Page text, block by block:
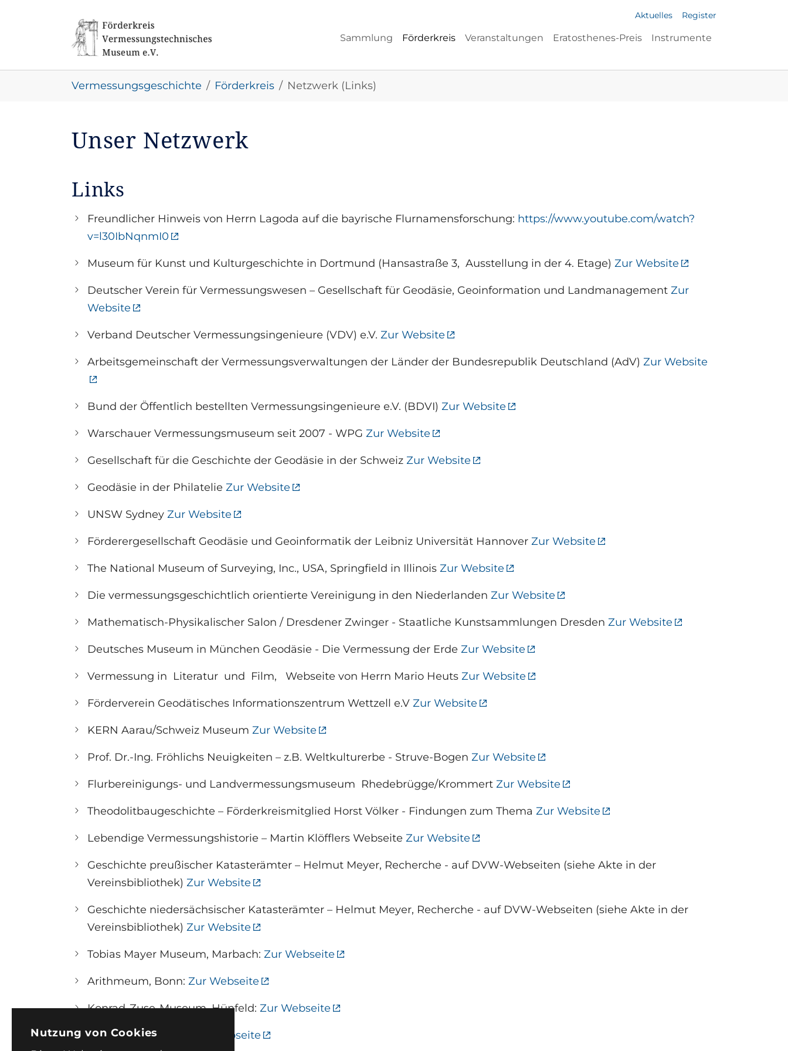
Nutzung von Cookies
Aktuelles Register
Sammlung Förderkreis Veranstaltungen Eratosthenes-Preis Instrumente
Vermessungsgeschichte Förderkreis Netzwerk (Links)
Unser Netzwerk
Links
Freundlicher Hinweis von Herrn Lagoda auf die bayrische Flurnamensforschung: https://www.youtube.com/watch?
v=l30IbNqnmI0
Museum für Kunst und Kulturgeschichte in Dortmund (Hansastraße 3, Ausstellung in der 4. Etage) Zur Website
Deutscher Verein für Vermessungswesen – Gesellschaft für Geodäsie, Geoinformation und Landmanagement Zur
Website
Verband Deutscher Vermessungsingenieure (VDV) e.V. Zur Website
Arbeitsgemeinschaft der Vermessungsverwaltungen der Länder der Bundesrepublik Deutschland (AdV) Zur Website
Bund der Öffentlich bestellten Vermessungsingenieure e.V. (BDVI) Zur Website
Warschauer Vermessungsmuseum seit 2007 - WPG Zur Website
Gesellschaft für die Geschichte der Geodäsie in der Schweiz Zur Website
Geodäsie in der Philatelie Zur Website
UNSW Sydney Zur Website
Förderergesellschaft Geodäsie und Geoinformatik der Leibniz Universität Hannover Zur Website
The National Museum of Surveying, Inc., USA, Springfield in Illinois Zur Website
Die vermessungsgeschichtlich orientierte Vereinigung in den Niederlanden Zur Website
Mathematisch-Physikalischer Salon / Dresdener Zwinger - Staatliche Kunstsammlungen Dresden Zur Website
Deutsches Museum in München Geodäsie - Die Vermessung der Erde Zur Website
Vermessung in Literatur und Film, Webseite von Herrn Mario Heuts Zur Website
Förderverein Geodätisches Informationszentrum Wettzell e.V Zur Website
KERN Aarau/Schweiz Museum Zur Website
Prof. Dr.-Ing. Fröhlichs Neuigkeiten – z.B. Weltkulturerbe - Struve-Bogen Zur Website
Flurbereinigungs- und Landvermessungsmuseum Rhedebrügge/Krommert Zur Website
Theodolitbaugeschichte – Förderkreismitglied Horst Völker - Findungen zum Thema Zur Website
Lebendige Vermessungshistorie – Martin Klöfflers Webseite Zur Website
Geschichte preußischer Katasterämter – Helmut Meyer, Recherche - auf DVW-Webseiten (siehe Akte in der
Vereinsbibliothek) Zur Website
Geschichte niedersächsischer Katasterämter – Helmut Meyer, Recherche - auf DVW-Webseiten (siehe Akte in der
Vereinsbibliothek) Zur Website
Tobias Mayer Museum, Marbach: Zur Webseite
Arithmeum, Bonn: Zur Webseite
Konrad-Zuse-Museum, Hünfeld: Zur Webseite
Ottoneum, Kassel: Zur Webseite